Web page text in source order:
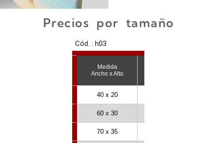
Precios por tamaño